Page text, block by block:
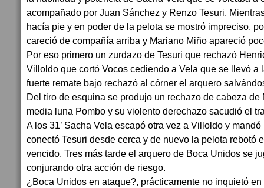
acompañado por Juan Sánchez y Renzo Tesuri.
hacía pie y en poder de la pelota se mostró impreciso,
careció de compañía arriba y Mariano Miño apareció
Por eso primero un zurdazo de Tesuri que rechazó
Villoldo que cortó Vocos cediendo a Vela que se llevó a
fuerte remate bajo rechazó al córner el arquero
Del tiro de esquina se produjo un rechazo de cabeza de
media luna Pombo y su violento derechazo sacudió el
A los 31’ Sacha Vela escapó otra vez a Villoldo y
conectó Tesuri desde cerca y de nuevo la pelota rebotó
vencido. Tres más tarde el arquero de Boca Unidos se
conjurando otra acción de riesgo.
¿Boca Unidos en ataque?, prácticamente no inquietó